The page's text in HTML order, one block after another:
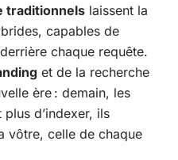
traditionnels laissent la
capables de
chaque requête.
et de la recherche
ère : demain, les
d’indexer, ils
vôtre, celle de chaque